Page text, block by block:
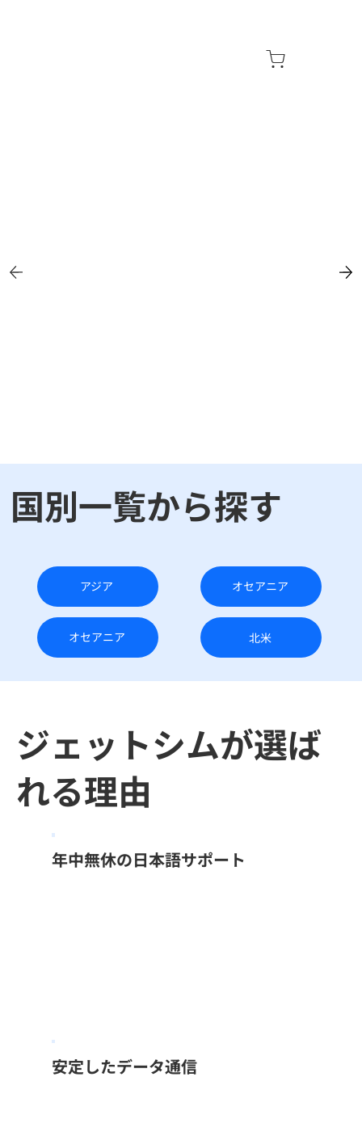
​国別一覧から探す
ジェットシムが選ば
れる理由​
年中無休の日本語サポート
安定したデータ通信
オセアニア 北米
アジア オセアニア